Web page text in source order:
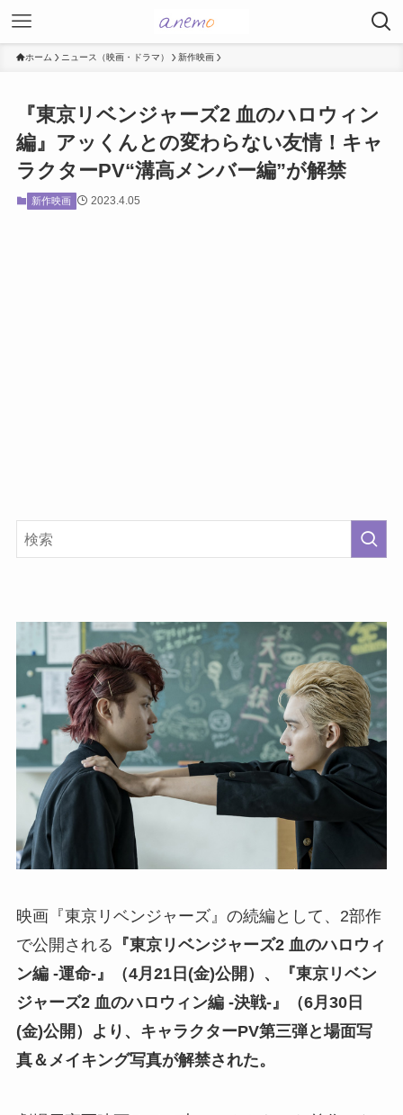
ホーム ニュース（映画・ドラマ） 新作映画
『東京リベンジャーズ2 血のハロウィン
編』アッくんとの変わらない友情！キャ
ラクターPV“溝高メンバー編”が解禁
新作映画 2023.4.05
映画『東京リベンジャーズ』の続編として、2部作
で公開される 『東京リベンジャーズ2 血のハロウィ
ン編 -運命-』（4月21日(金)公開）、『東京リベン
ジャーズ2 血のハロウィン編 -決戦-』（6月30日
(金)公開）より、キャラクターPV第三弾と場面写
真＆メイキング写真が解禁された。